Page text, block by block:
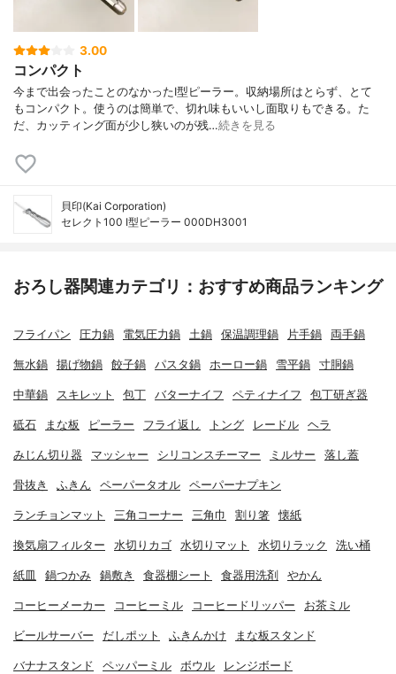
3.00
コンパクト
今まで出会ったことのなかったI型ピーラー。収納場所はとらず、とて
もコンパクト。使うのは簡単で、切れ味もいいし面取りもできる。た
だ、カッティング面が少し狭いのが残…続きを見る
貝印(Kai Corporation)
セレクト100 I型ピーラー 000DH3001
おろし器関連カテゴリ：おすすめ商品ランキング
フライパン 圧力鍋 電気圧力鍋 土鍋 保温調理鍋 片手鍋 両手鍋
無水鍋 揚げ物鍋 餃子鍋 パスタ鍋 ホーロー鍋 雪平鍋 寸胴鍋
中華鍋 スキレット 包丁 バターナイフ ペティナイフ 包丁研ぎ器
砥石 まな板 ピーラー フライ返し トング レードル ヘラ
みじん切り器 マッシャー シリコンスチーマー ミルサー 落し蓋
骨抜き ふきん ペーパータオル ペーパーナプキン
ランチョンマット 三角コーナー 三角巾 割り箸 懐紙
換気扇フィルター 水切りカゴ 水切りマット 水切りラック 洗い桶
紙皿 鍋つかみ 鍋敷き 食器棚シート 食器用洗剤 やかん
コーヒーメーカー コーヒーミル コーヒードリッパー お茶ミル
ビールサーバー だしポット ふきんかけ まな板スタンド
バナナスタンド ペッパーミル ボウル レンジボード